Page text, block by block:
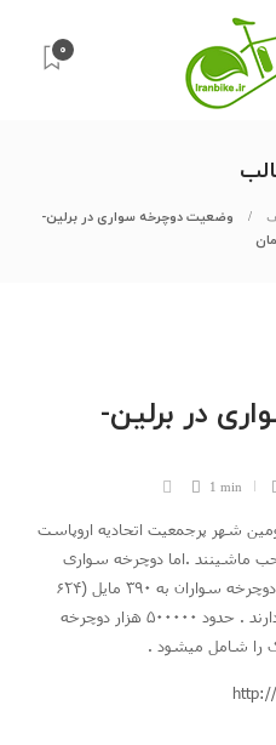
۰
وضعیت دوچرخه سواری در برلین-
در برلین-
1 min
شهر پرجمعیت اتحادیه اروپاست
ماشینند .اما دوچرخه سواری
روزانه یک مطلق عمومی میباشد . دوچرخه سواران به ۳۹۰ مایل (۶۲۴
کیلومتر) مسیر دوچرخه دسترسی دارند . حدود ۵۰۰۰۰۰ هزار دوچرخه
میشود .